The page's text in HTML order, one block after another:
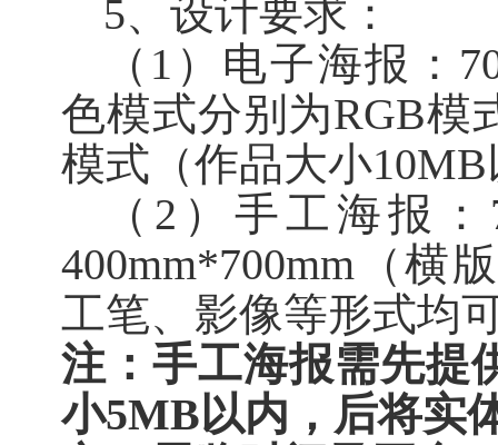
5、 设计要求：
（1） 电子海报：
色模式分别为RGB模
模式（作品大小
（2） 手工海报：
400mm*700mm（横
工笔、影像等形式均
注：手工海报需先提
小5MB以内，后将实